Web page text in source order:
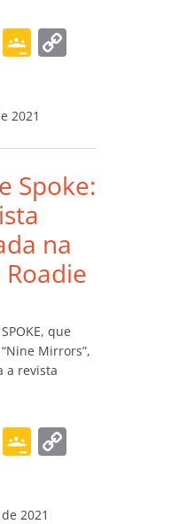
Li G
gl
e
Cl
a
ss
ro
m
Li
n
2021
Spoke:
na
que
Mirrors”,
a revista
Li G
2021